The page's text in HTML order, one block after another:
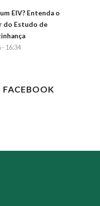
EIV? Entenda o
do Estudo de
- 16:34
FACEBOOK